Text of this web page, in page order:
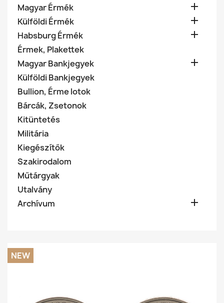
Magyar Érmék

Külföldi Érmék 
Habsburg Érmék 
Érmek, Plakettek
Magyar Bankjegyek

Külföldi Bankjegyek
Bullion, Érme lotok
Bárcák, Zsetonok
Kitüntetés
Militária
Kiegészítők
Szakirodalom
Műtárgyak
Utalvány
Archívum

NEW